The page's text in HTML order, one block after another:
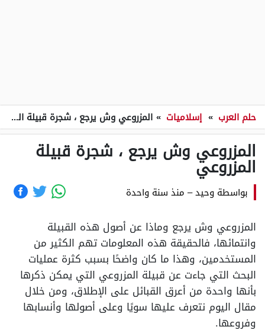
حلم العرب » إسلاميات » المزروعي وش يرجع ، شجرة قبيلة المزروعي
المزروعي وش يرجع ، شجرة قبيلة
المزروعي
بواسطة وحيد– منذ سنة واحدة
المزروعي وش يرجع وماذا عن أصول هذه القبيلة
وانتمائها، فالحقيقة هذه المعلومات تهم الكثير من
المستخدمين، وهذا ما كان واضحًا بسبب كثرة عمليات
البحث التي جاءت عن قبيلة المزروعي التي يمكن ذكرها
بأنها واحدة من أعرق القبائل على الإطلاق، ومن خلال
مقال اليوم نتعرف عليها سويًا وعلى أصولها وأنسابها
وفروعها.